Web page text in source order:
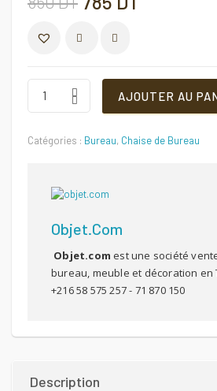
prix
initial
était :
actuel
est :
Chaise
CORDOBA
Quantité
AJOUTER AU
Catégories : Bureau, Chaise de Bureau
Objet.com
Objet.com est une société
bureau, meuble et décoration en
+216 58 575 257 - 71 870 150
Description